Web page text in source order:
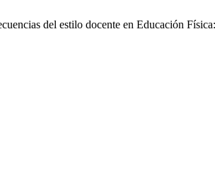
del estilo docente en Educación